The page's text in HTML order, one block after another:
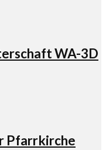
WA-3D
Pfarrkirche